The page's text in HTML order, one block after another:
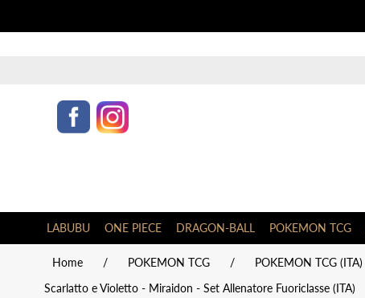
LABUBU ONE PIECE DRAGON-BALL POKEMON TCG
Home / POKEMON TCG / POKEMON TCG (ITA)
Scarlatto e Violetto - Miraidon - Set Allenatore Fuoriclasse (ITA)